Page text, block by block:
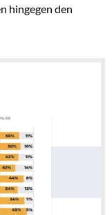
hingegen den